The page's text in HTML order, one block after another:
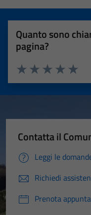
Quanto sono
pagina?
Valuta
Valuta 4
Valuta 3 stelle
Valuta 2 stelle su
Valuta 1 stelle su 5
Contatta il
Leggi le
Richiedi
Prenota